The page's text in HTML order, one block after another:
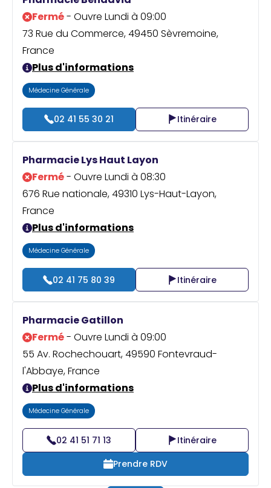
Fermé- Ouvre Lundi à 09:00
73 Rue du Commerce, 49450 Sèvremoine,
France
Plus d'informations
Médecine Générale
02 41 55 30 21 Itinéraire
Pharmacie Lys Haut Layon
Fermé- Ouvre Lundi à 08:30
676 Rue nationale, 49310 Lys-Haut-Layon,
France
Plus d'informations
Médecine Générale
02 41 75 80 39 Itinéraire
Pharmacie Gatillon
Fermé- Ouvre Lundi à 09:00
55 Av. Rochechouart, 49590 Fontevraud-
l'Abbaye, France
Plus d'informations
Médecine Générale
02 41 51 71 13
Itinéraire
Prendre RDV